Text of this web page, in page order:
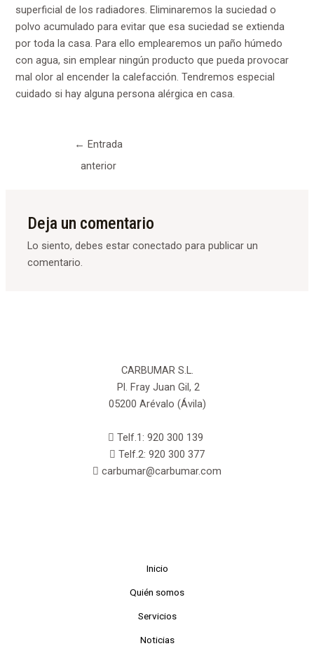
superficial de los radiadores. Eliminaremos la suciedad o
polvo acumulado para evitar que esa suciedad se extienda
por toda la casa. Para ello emplearemos un paño húmedo
con agua, sin emplear ningún producto que pueda provocar
mal olor al encender la calefacción. Tendremos especial
cuidado si hay alguna persona alérgica en casa.
← Entrada
anterior
Deja un comentario
Lo siento, debes estarconectado para publicar un
comentario.
CARBUMAR S.L.
Pl. Fray Juan Gil, 2
05200 Arévalo (Ávila)
Telf.1: 920 300 139
Telf.2: 920 300 377
carbumar@carbumar.com
Inicio
Quién somos
Servicios
Noticias